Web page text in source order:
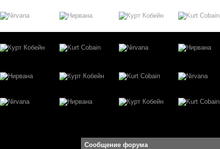
Сообщение форума